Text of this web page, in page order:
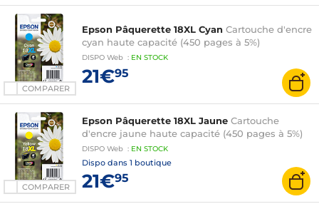
COMPARER
Epson Pâquerette 18XL Cyan Cartouche d'encre
cyan haute capacité (450 pages à 5%)
DISPO Web : EN STOCK
21€95
COMPARER
Epson Pâquerette 18XL Jaune Cartouche
d'encre jaune haute capacité (450 pages à 5%)
DISPO Web : EN STOCK
Dispo dans 1 boutique
21€95